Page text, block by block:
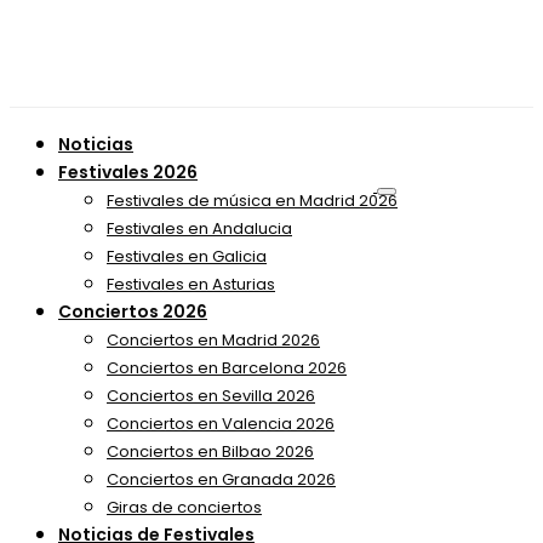
Noticias
Festivales 2026
Festivales de música en Madrid 2026
Festivales en Andalucia
Festivales en Galicia
Festivales en Asturias
Conciertos 2026
Conciertos en Madrid 2026
Conciertos en Barcelona 2026
Conciertos en Sevilla 2026
Conciertos en Valencia 2026
Conciertos en Bilbao 2026
Conciertos en Granada 2026
Giras de conciertos
Noticias de Festivales